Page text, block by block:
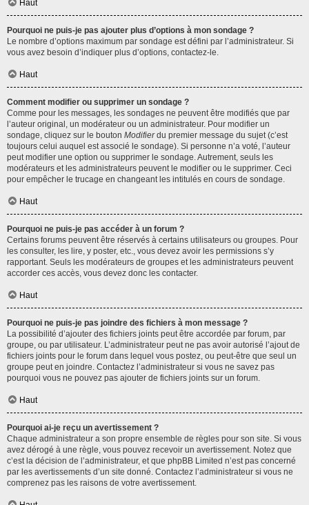
Haut
Pourquoi ne puis-je pas ajouter plus d’options à mon sondage ?
Le nombre d’options maximum par sondage est défini par l’administrateur. Si
vous avez besoin d’indiquer plus d’options, contactez-le.
Haut
Comment modifier ou supprimer un sondage ?
Comme pour les messages, les sondages ne peuvent être modifiés que par
l’auteur original, un modérateur ou un administrateur. Pour modifier un
sondage, cliquez sur le bouton Modifierdu premier message du sujet (c’est
toujours celui auquel est associé le sondage). Si personne n’a voté, l’auteur
peut modifier une option ou supprimer le sondage. Autrement, seuls les
modérateurs et les administrateurs peuvent le modifier ou le supprimer. Ceci
pour empêcher le trucage en changeant les intitulés en cours de sondage.
Haut
Pourquoi ne puis-je pas accéder à un forum ?
Certains forums peuvent être réservés à certains utilisateurs ou groupes. Pour
les consulter, les lire, y poster, etc., vous devez avoir les permissions s’y
rapportant. Seuls les modérateurs de groupes et les administrateurs peuvent
accorder ces accès, vous devez donc les contacter.
Haut
Pourquoi ne puis-je pas joindre des fichiers à mon message ?
La possibilité d’ajouter des fichiers joints peut être accordée par forum, par
groupe, ou par utilisateur. L’administrateur peut ne pas avoir autorisé l’ajout de
fichiers joints pour le forum dans lequel vous postez, ou peut-être que seul un
groupe peut en joindre. Contactez l’administrateur si vous ne savez pas
pourquoi vous ne pouvez pas ajouter de fichiers joints sur un forum.
Haut
Pourquoi ai-je reçu un avertissement ?
Chaque administrateur a son propre ensemble de règles pour son site. Si vous
avez dérogé à une règle, vous pouvez recevoir un avertissement. Notez que
c’est la décision de l’administrateur, et que phpBB Limited n’est pas concerné
par les avertissements d’un site donné. Contactez l’administrateur si vous ne
comprenez pas les raisons de votre avertissement.